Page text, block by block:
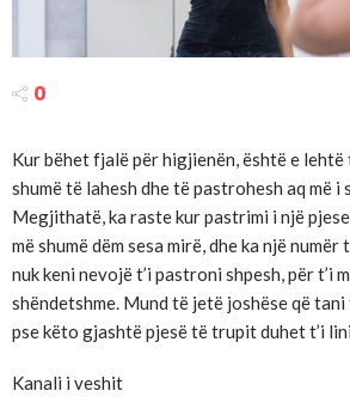
0
Kur bëhet fjalë për higjienën, është e lehtë
shumë të lahesh dhe të pastrohesh aq më i
Megjithatë, ka raste kur pastrimi i një
më shumë dëm sesa mirë, dhe ka një
nuk keni nevojë t’i pastroni shpesh, për t’i
shëndetshme. Mund të jetë joshëse që
pse këto gjashtë pjesë të trupit duhet t’i
Kanali i veshit